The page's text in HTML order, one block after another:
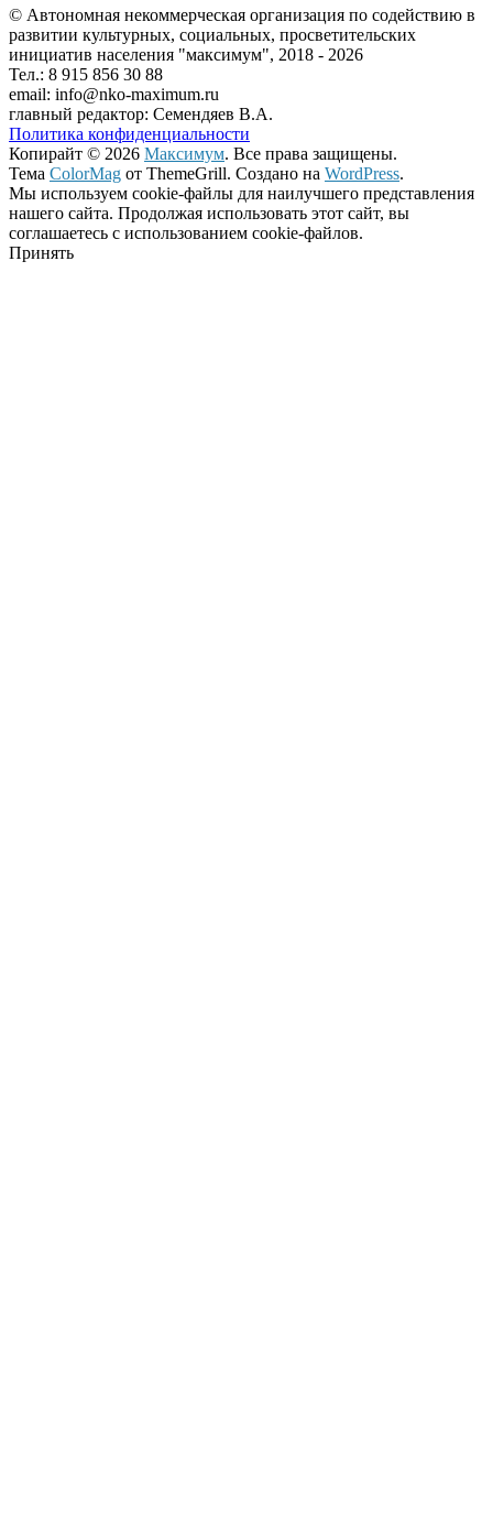
© Автономная некоммерческая организация по содействию в
развитии культурных, социальных, просветительских
инициатив населения "максимум", 2018 - 2026
Тел.: 8 915 856 30 88
email: info@nko-maximum.ru
главный редактор: Семендяев В.А.
Политика конфиденциальности
Копирайт © 2026 Максимум. Все права защищены.
Тема ColorMag от ThemeGrill. Создано на WordPress.
Мы используем cookie-файлы для наилучшего представления
нашего сайта. Продолжая использовать этот сайт, вы
соглашаетесь с использованием cookie-файлов.
Принять